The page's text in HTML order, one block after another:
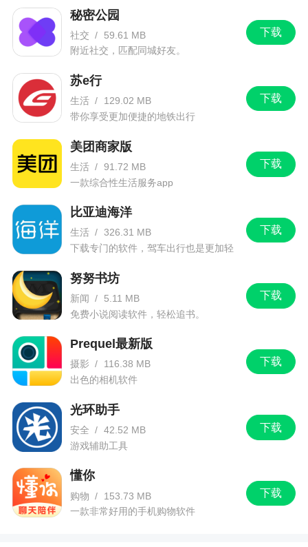
下载
秘密公园
社交 /
59.61 MB
附近社交，匹配同城好友。
下载
苏e行
生活 /
129.02 MB
带你享受更加便捷的地铁出行
下载
美团商家版
生活 / 91.72 MB
一款综合性生活服务app
下载
比亚迪海洋
生活 / 326.31 MB
下载专门的软件，驾车出行也是更加轻
下载
努努书坊
新闻 /
5.11 MB
免费小说阅读软件，轻松追书。
下载
Prequel最新版
摄影 /
116.38 MB
出色的相机软件
下载
光环助手
安全 / 42.52 MB
游戏辅助工具
下载
懂你
购物 /
153.73 MB
一款非常好用的手机购物软件